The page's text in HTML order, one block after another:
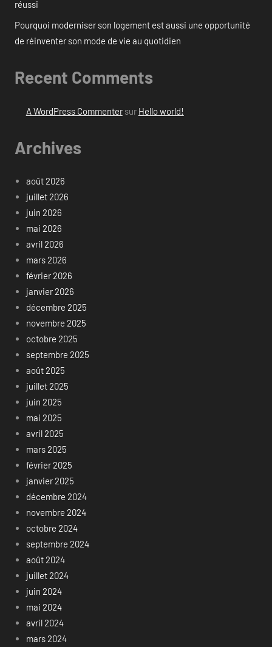
réussi
Pourquoi moderniser son logement est aussi une opportunité
de réinventer son mode de vie au quotidien
Recent Comments
A WordPress Commentersur Hello world!
Archives
août 2026
juillet 2026
juin 2026
mai 2026
avril 2026
mars 2026
février 2026
janvier 2026
décembre 2025
novembre 2025
octobre 2025
septembre 2025
août 2025
juillet 2025
juin 2025
mai 2025
avril 2025
mars 2025
février 2025
janvier 2025
décembre 2024
novembre 2024
octobre 2024
septembre 2024
août 2024
juillet 2024
juin 2024
mai 2024
avril 2024
mars 2024